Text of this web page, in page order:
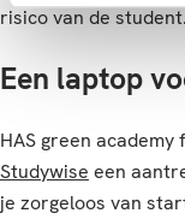
risico van de student.
Een laptop
HAS green
Studywise een
je zorgeloos van